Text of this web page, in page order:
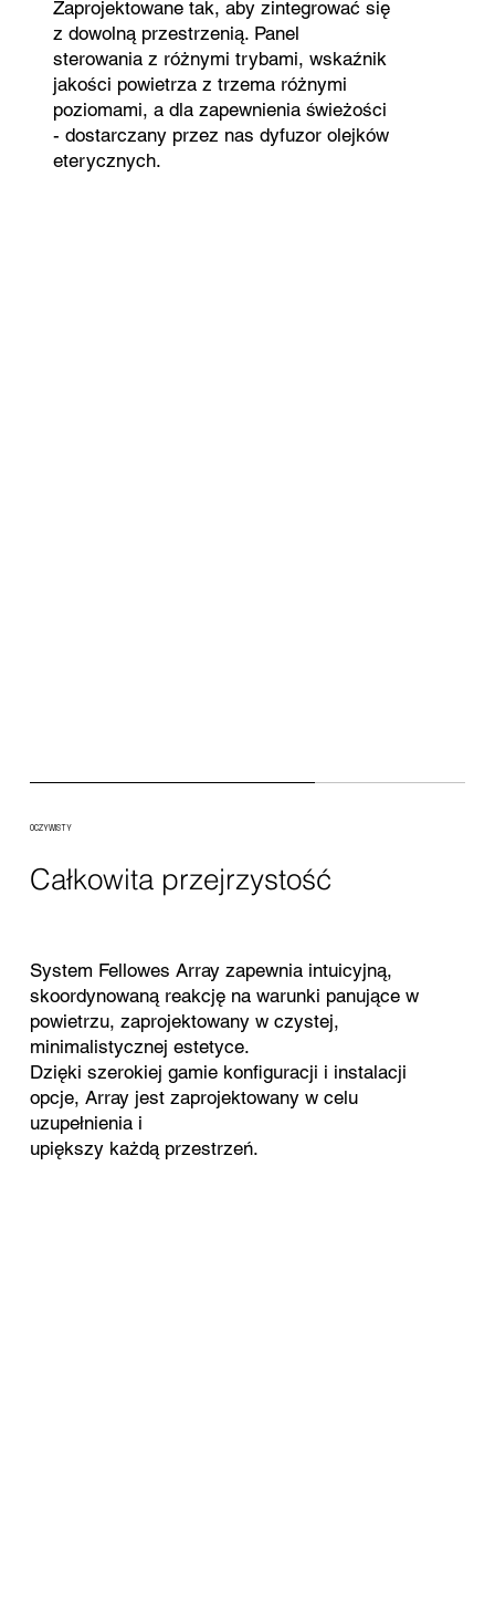
Zaprojektowane tak, aby zintegrować się
z dowolną przestrzenią. Panel
sterowania z różnymi trybami, wskaźnik
jakości powietrza z trzema różnymi
poziomami, a dla zapewnienia świeżości
- dostarczany przez nas dyfuzor olejków
eterycznych.
OCZYWISTY
Całkowita przejrzystość
System Fellowes Array zapewnia intuicyjną,
skoordynowaną reakcję na warunki panujące w
powietrzu, zaprojektowany w czystej,
minimalistycznej estetyce.
Dzięki szerokiej gamie konfiguracji i instalacji
opcje, Array jest zaprojektowany w celu
uzupełnienia i
upiększy każdą przestrzeń.